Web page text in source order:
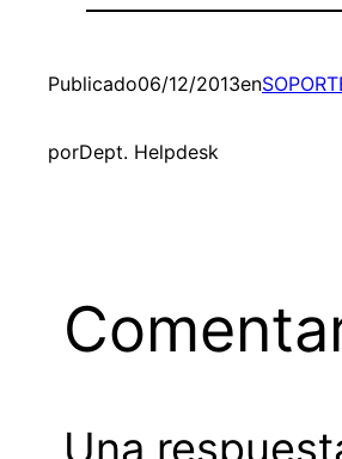
Publicado06/12/2013en
porDept. Helpdesk
Una